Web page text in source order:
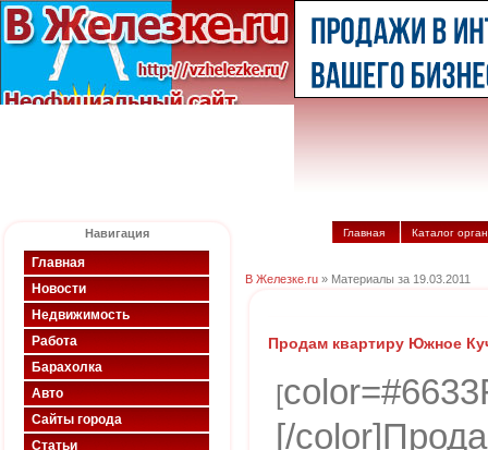
Навигация
Главная
Новости
Недвижимость
Работа
Барахолка
Авто
Сайты города
Статьи
Главная Каталог
В Железке.ru » Материалы за 19.03.2011
Продам квартиру Южное
[
[/